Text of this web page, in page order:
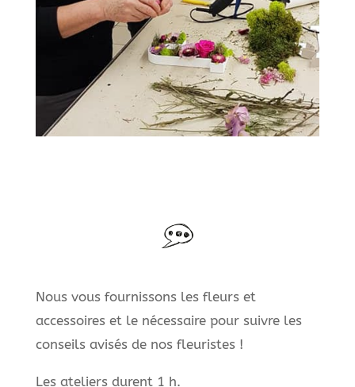
Nous vous fournissons les fleurs et
accessoires et le nécessaire pour suivre les
conseils avisés de nos fleuristes !
Les ateliers durent 1 h.